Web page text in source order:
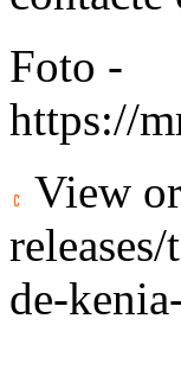
Foto -
https://
View
de-